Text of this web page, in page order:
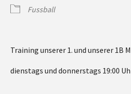
Fussball
Training unserer 1. und unserer 1B
dienstags und donnerstags 19:00